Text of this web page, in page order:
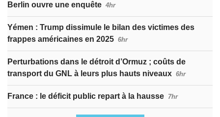
Berlin ouvre une enquête 4hr
Yémen : Trump dissimule le bilan des victimes des
frappes américaines en 2025 6hr
Perturbations dans le détroit d’Ormuz ; coûts de
transport du GNL à leurs plus hauts niveaux 6hr
France : le déficit public repart à la hausse 7hr